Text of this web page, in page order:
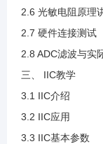
2.6 光敏电阻原理
2.7 硬件连接测试
2.8 ADC滤波与实
三、 IIC教学
3.1 IIC介绍
3.2 IIC应用
3.3 IIC基本参数